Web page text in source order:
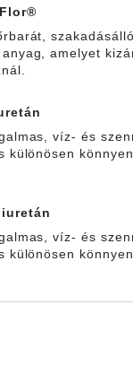
amelyet
víz- és
különösen
víz- és
különösen